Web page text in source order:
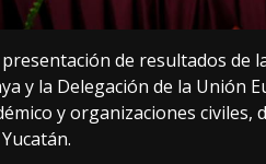
presentación de resultados
y la Delegación de la Unión
y organizaciones